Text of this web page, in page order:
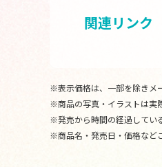
関連リンク
※表示価格は、一部を除きメ
※商品の写真・イラストは実
※発売から時間の経過してい
※商品名・発売日・価格など